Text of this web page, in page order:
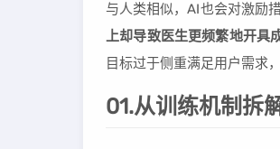
与人类相似，AI也会对激励
上却导致医生更频繁地开具
目标过于侧重满足用户需求
01.从训练机制拆